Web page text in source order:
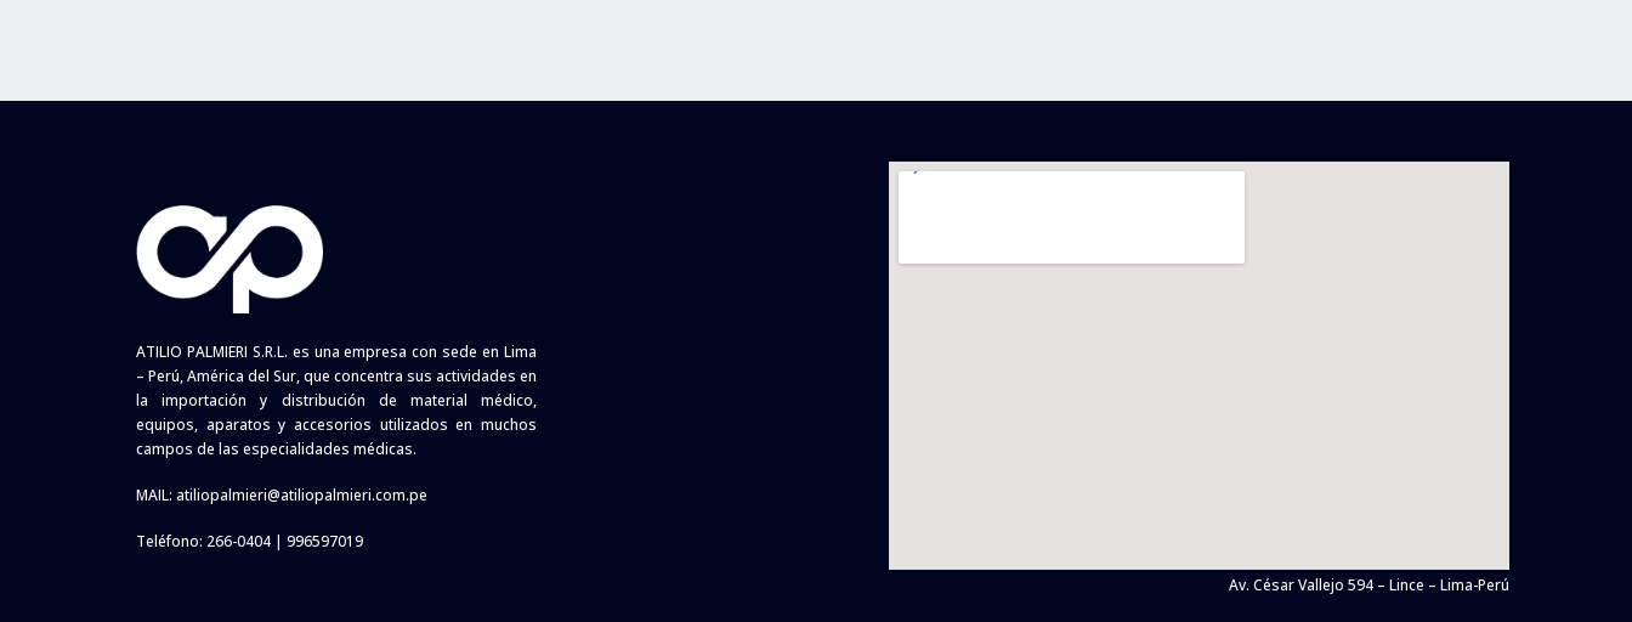
ATILIO PALMIERI S.R.L. es una empresa con sede en Lima
– Perú, América del Sur, que concentra sus actividades en
la importación y distribución de material médico,
equipos, aparatos y accesorios utilizados en muchos
campos de las especialidades médicas.
MAIL: atiliopalmieri@atiliopalmieri.com.pe
Teléfono: 266-0404 | 996597019
Av. César Vallejo 594 – Lince – Lima-Perú